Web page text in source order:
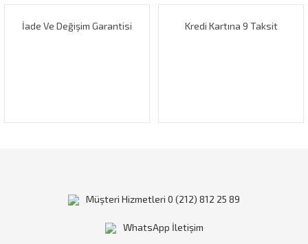
İade Ve Değişim Garantisi Kredi Kartına 9 Taksit
Müşteri Hizmetleri 0 (212) 812 25 89
WhatsApp İletişim